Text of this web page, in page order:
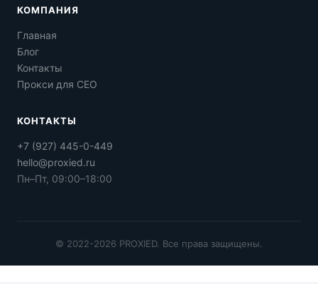
КОМПАНИЯ
Главная
Блог
Контакты
Прокси для СЕО
КОНТАКТЫ
+7 (927) 445-0-449
hello@proxied.ru
Пн–Пт, 09:00–18:00
© 2022-2026 PROXIED. Все права защищены.